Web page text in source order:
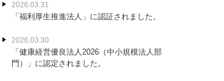
2026.03.31
「福利厚生推進法人」に認証されました。
2026.03.30
「健康経営優良法人2026（中小規模法人部
門）」に認定されました。